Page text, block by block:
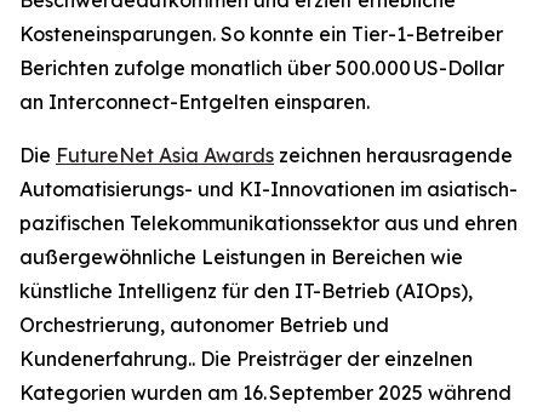
Kosteneinsparungen. So konnte ein Tier-1-Betreiber
Berichten zufolge monatlich über 500.000 US-Dollar
an Interconnect-Entgelten einsparen.
Die FutureNet Asia Awards zeichnen herausragende
Automatisierungs- und KI-Innovationen im asiatisch-
pazifischen Telekommunikationssektor aus und ehren
außergewöhnliche Leistungen in Bereichen wie
künstliche Intelligenz für den IT-Betrieb (AIOps),
Orchestrierung, autonomer Betrieb und
Kundenerfahrung.. Die Preisträger der einzelnen
Kategorien wurden am 16. September 2025 während